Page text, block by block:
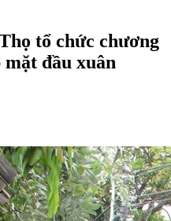
tổ chức chương
đầu xuân